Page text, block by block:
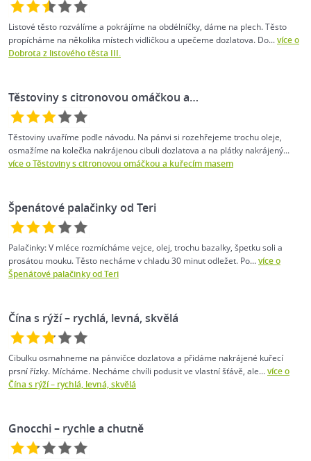
Listové těsto rozválíme a pokrájíme na obdélníčky, dáme na plech. Těsto
propícháme na několika místech vidličkou a upečeme dozlatova. Do...více o
Dobrota z listového těsta III.
Těstoviny s citronovou omáčkou a…
Těstoviny uvaříme podle návodu. Na pánvi si rozehřejeme trochu oleje,
osmažíme na kolečka nakrájenou cibuli dozlatova a na plátky nakrájený...
více o Těstoviny s citronovou omáčkou a kuřecím masem
Špenátové palačinky od Teri
Palačinky: V mléce rozmícháme vejce, olej, trochu bazalky, špetku soli a
prosátou mouku. Těsto necháme v chladu 30 minut odležet. Po...více o
Špenátové palačinky od Teri
Čína s rýží – rychlá, levná, skvělá
Cibulku osmahneme na pánvičce dozlatova a přidáme nakrájené kuřecí
prsní řízky. Mícháme. Necháme chvíli podusit ve vlastní šťávě, ale...více o
Čína s rýží – rychlá, levná, skvělá
Gnocchi – rychle a chutně